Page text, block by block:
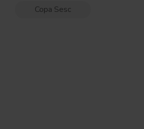
Copa Sesc